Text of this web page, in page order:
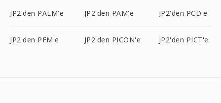
JP2'den PALM'e JP2'den PAM'e JP2'den PCD'e
JP2'den PFM'e JP2'den PICON'e JP2'den PICT'e